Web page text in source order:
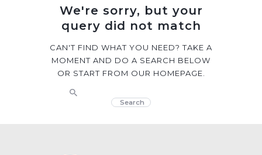
Transparencia
Contacto
We're sorry, but your
query did not match
CAN'T FIND WHAT YOU NEED? TAKE A
MOMENT AND DO A SEARCH BELOW
OR START FROM OUR HOMEPAGE